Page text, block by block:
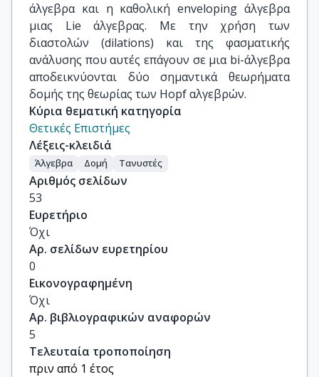
άλγεβρα και η καθολική enveloping άλγεβρα
μιας Lie άλγεβρας. Με την χρήση των
διαστολών (dilations) και της φασματικής
ανάλυσης που αυτές επάγουν σε μια bi-άλγεβρα
αποδεικνύονται δύο σημαντικά θεωρήματα
δομής της θεωρίας των Hopf αλγεβρών.
Κύρια θεματική κατηγορία
Θετικές Επιστήμες
Λέξεις-κλειδιά
Άλγεβρα Δομή Τανυστές
Αριθμός σελίδων
53
Ευρετήριο
Όχι
Αρ. σελίδων ευρετηρίου
0
Εικονογραφημένη
Όχι
Αρ. βιβλιογραφικών αναφορών
5
Τελευταία τροποποίηση
πριν από 1 έτος